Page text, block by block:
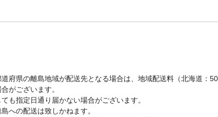
府県の離島地域が配送先となる場合は、地域配送料（北海道
がございます。
も指定日通り届かない場合がございます。
への配送は致しかねます。